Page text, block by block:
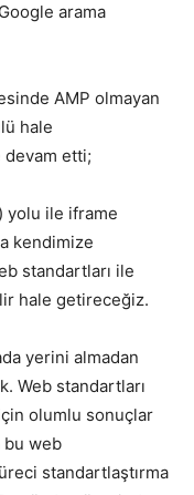
arama
AMP olmayan
hale
etti;
yolu ile iframe
kendimize
standartları ile
hale getireceğiz.
yerini almadan
Web standartları
olumlu sonuçlar
bu web
standartlaştırma